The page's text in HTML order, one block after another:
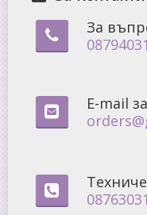
За
E-mail